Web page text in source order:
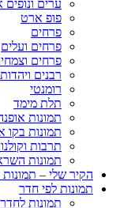
ערים ונופים
פופ ארט
פרחים
פרחים ועלים
פרחים
רבנים ויהדות
רומנטי
תלת מימד
תמונות
תמונות בקו
תרבות
תמונות
הקיר שלי –
תמונות לפי חדר
תמונות